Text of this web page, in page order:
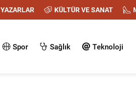
YAZARLAR KÜLTÜR VE SANAT
Spor Sağlık Teknoloji